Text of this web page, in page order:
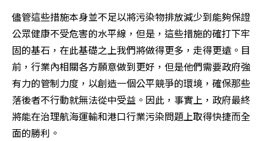
儘管這些措施本身並不足以將污染物排放減少到能夠保證
公眾健康不受危害的水平線，但是，這些措施的確打下牢
固的基石，在此基礎之上我們將做得更多，走得更遠。目
前，行業內相關各方願意做到更好，但是他們需要政府強
有力的管制力度，以創造一個公平競爭的環境，確保那些
落後者不行動就無法從中受益。因此，事實上，政府最終
將能在治理航海運輸和港口行業污染問題上取得快捷而全
面的勝利。